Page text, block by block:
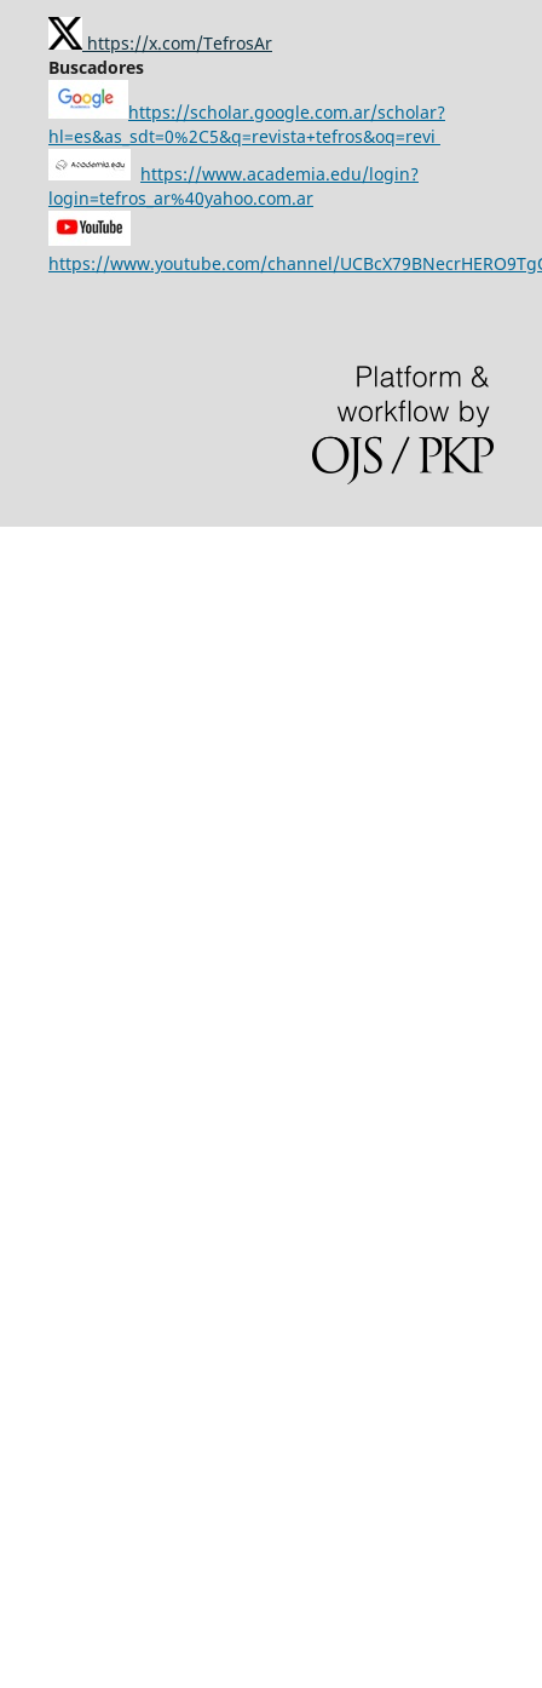
https://x.com/TefrosAr
Buscadores
https://scholar.google.com.ar/scholar?
hl=es&as_sdt=0%2C5&q=revista+tefros&oq=revi
https://www.academia.edu/login?
login=tefros_ar%40yahoo.com.ar
https://www.youtube.com/channel/